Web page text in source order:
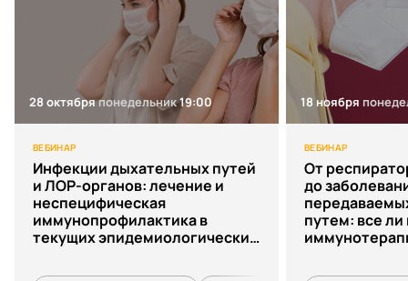
28 октябряпонедельник19:00
ВЕБИНАР
Инфекции дыхательных путей
и ЛОР-органов: лечение и
неспецифическая
иммунопрофилактика в
текущих эпидемиологических
18 ноября
ВЕБИНАР
От
до
путем: все